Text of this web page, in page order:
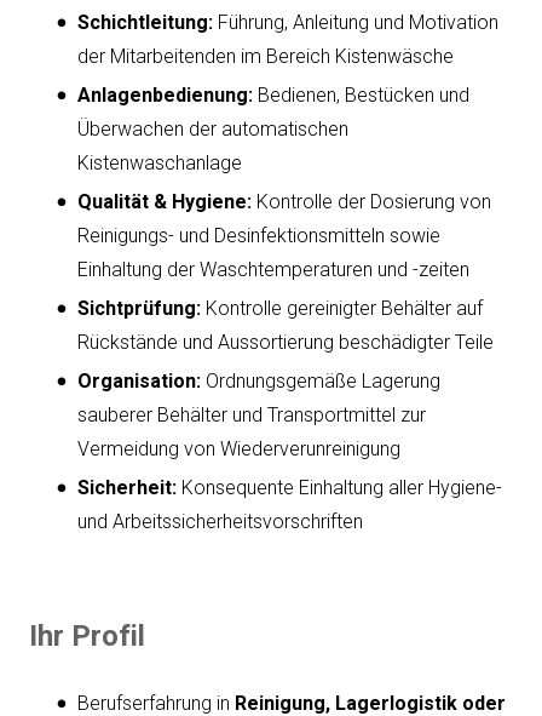
Schichtleitung: Führung, Anleitung und Motivation
der Mitarbeitenden im Bereich Kistenwäsche
Anlagenbedienung: Bedienen, Bestücken und
Überwachen der automatischen
Kistenwaschanlage
Qualität & Hygiene: Kontrolle der Dosierung von
Reinigungs- und Desinfektionsmitteln sowie
Einhaltung der Waschtemperaturen und -zeiten
Sichtprüfung: Kontrolle gereinigter Behälter auf
Rückstände und Aussortierung beschädigter Teile
Organisation: Ordnungsgemäße Lagerung
sauberer Behälter und Transportmittel zur
Vermeidung von Wiederverunreinigung
Sicherheit: Konsequente Einhaltung aller Hygiene-
und Arbeitssicherheitsvorschriften
Ihr Profil
Berufserfahrung in Reinigung, Lagerlogistik oder